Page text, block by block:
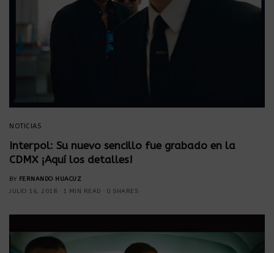
NOTICIAS
Interpol: Su nuevo sencillo fue grabado en la
CDMX ¡Aquí los detalles!
BY FERNANDO HUACUZ
JULIO 16, 2018
1 MIN READ 0 SHARES